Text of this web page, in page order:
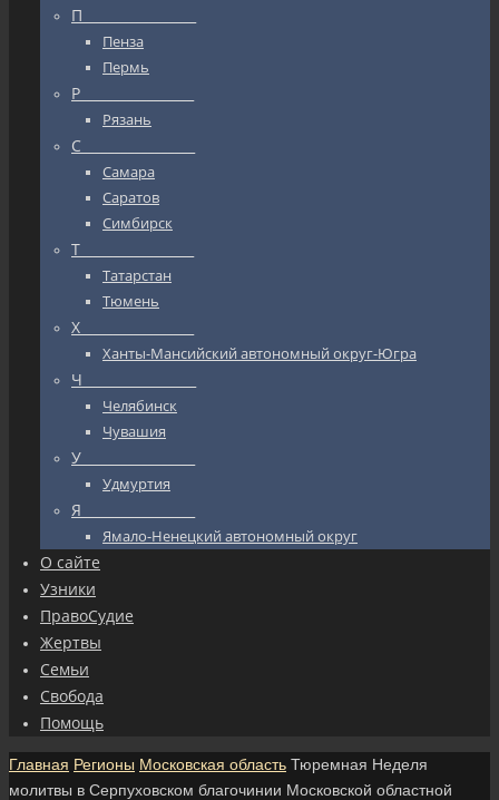
П_________________
Пенза
Пермь
Р_________________
Рязань
С_________________
Самара
Саратов
Симбирск
Т_________________
Татарстан
Тюмень
Х_________________
Ханты-Мансийский автономный округ-Югра
Ч_________________
Челябинск
Чувашия
У_________________
Удмуртия
Я_________________
Ямало-Ненецкий автономный округ
О сайте
Узники
ПравоСудие
Жертвы
Семьи
Свобода
Помощь
Главная Регионы Московская область Тюремная Неделя
молитвы в Серпуховском благочинии Московской областной